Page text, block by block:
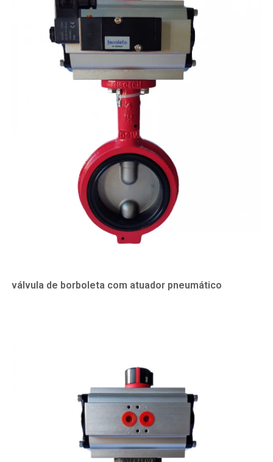
válvula de borboleta com atuador pneumático